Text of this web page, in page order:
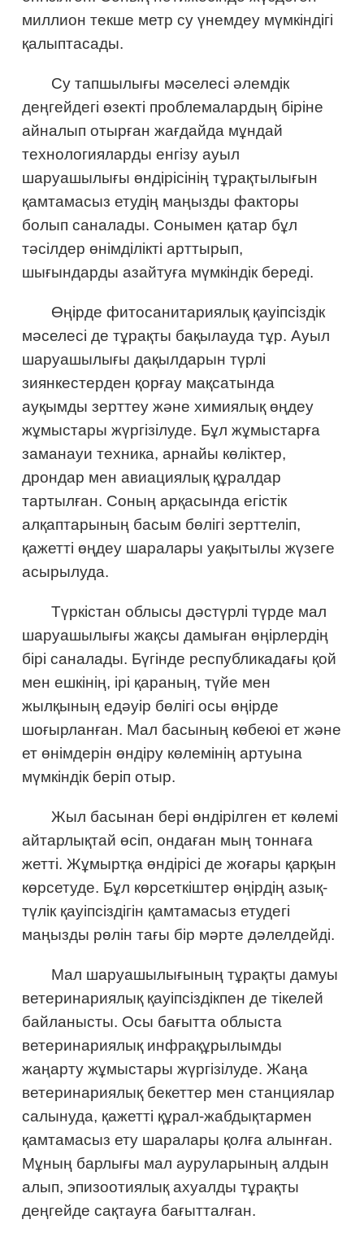
миллион текше метр су үнемдеу мүмкіндігі
қалыптасады.
Су тапшылығы мәселесі әлемдік
деңгейдегі өзекті проблемалардың біріне
айналып отырған жағдайда мұндай
технологияларды енгізу ауыл
шаруашылығы өндірісінің тұрақтылығын
қамтамасыз етудің маңызды факторы
болып саналады. Сонымен қатар бұл
тәсілдер өнімділікті арттырып,
шығындарды азайтуға мүмкіндік береді.
Өңірде фитосанитариялық қауіпсіздік
мәселесі де тұрақты бақылауда тұр. Ауыл
шаруашылығы дақылдарын түрлі
зиянкестерден қорғау мақсатында
ауқымды зерттеу және химиялық өңдеу
жұмыстары жүргізілуде. Бұл жұмыстарға
заманауи техника, арнайы көліктер,
дрондар мен авиациялық құралдар
тартылған. Соның арқасында егістік
алқаптарының басым бөлігі зерттеліп,
қажетті өңдеу шаралары уақытылы жүзеге
асырылуда.
Түркістан облысы дәстүрлі түрде мал
шаруашылығы жақсы дамыған өңірлердің
бірі саналады. Бүгінде республикадағы қой
мен ешкінің, ірі қараның, түйе мен
жылқының едәуір бөлігі осы өңірде
шоғырланған. Мал басының көбеюі ет және
ет өнімдерін өндіру көлемінің артуына
мүмкіндік беріп отыр.
Жыл басынан бері өндірілген ет көлемі
айтарлықтай өсіп, ондаған мың тоннаға
жетті. Жұмыртқа өндірісі де жоғары қарқын
көрсетуде. Бұл көрсеткіштер өңірдің азық-
түлік қауіпсіздігін қамтамасыз етудегі
маңызды рөлін тағы бір мәрте дәлелдейді.
Мал шаруашылығының тұрақты дамуы
ветеринариялық қауіпсіздікпен де тікелей
байланысты. Осы бағытта облыста
ветеринариялық инфрақұрылымды
жаңарту жұмыстары жүргізілуде. Жаңа
ветеринариялық бекеттер мен станциялар
салынуда, қажетті құрал-жабдықтармен
қамтамасыз ету шаралары қолға алынған.
Мұның барлығы мал ауруларының алдын
алып, эпизоотиялық ахуалды тұрақты
деңгейде сақтауға бағытталған.